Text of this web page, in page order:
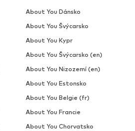
About You Dánsko
About You Švýcarsko
About You Kypr
About You Švýcarsko (en)
About You Nizozemí (en)
About You Estonsko
About You Belgie (fr)
About You Francie
About You Chorvatsko